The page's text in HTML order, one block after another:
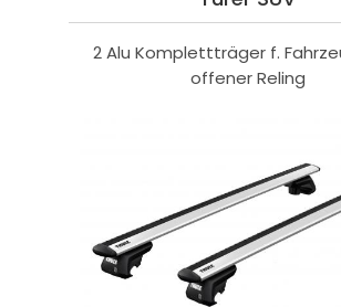
2 Alu Komplettträger f.
offener Reling